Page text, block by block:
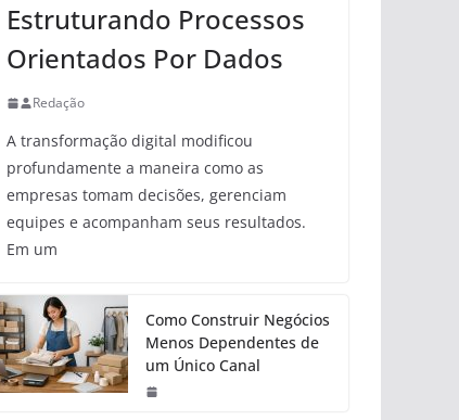
Estruturando Processos
Orientados Por Dados
Redação
A transformação digital modificou
profundamente a maneira como as
empresas tomam decisões, gerenciam
equipes e acompanham seus resultados.
Em um
Como Construir Negócios
Menos Dependentes de
um Único Canal